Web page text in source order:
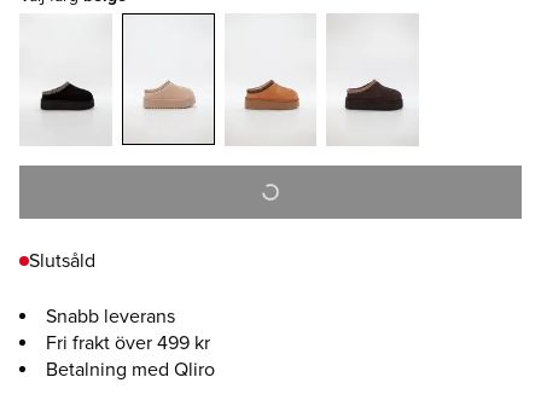
Slutsåld
Snabb leverans
Fri frakt över 499 kr
Betalning med Qliro